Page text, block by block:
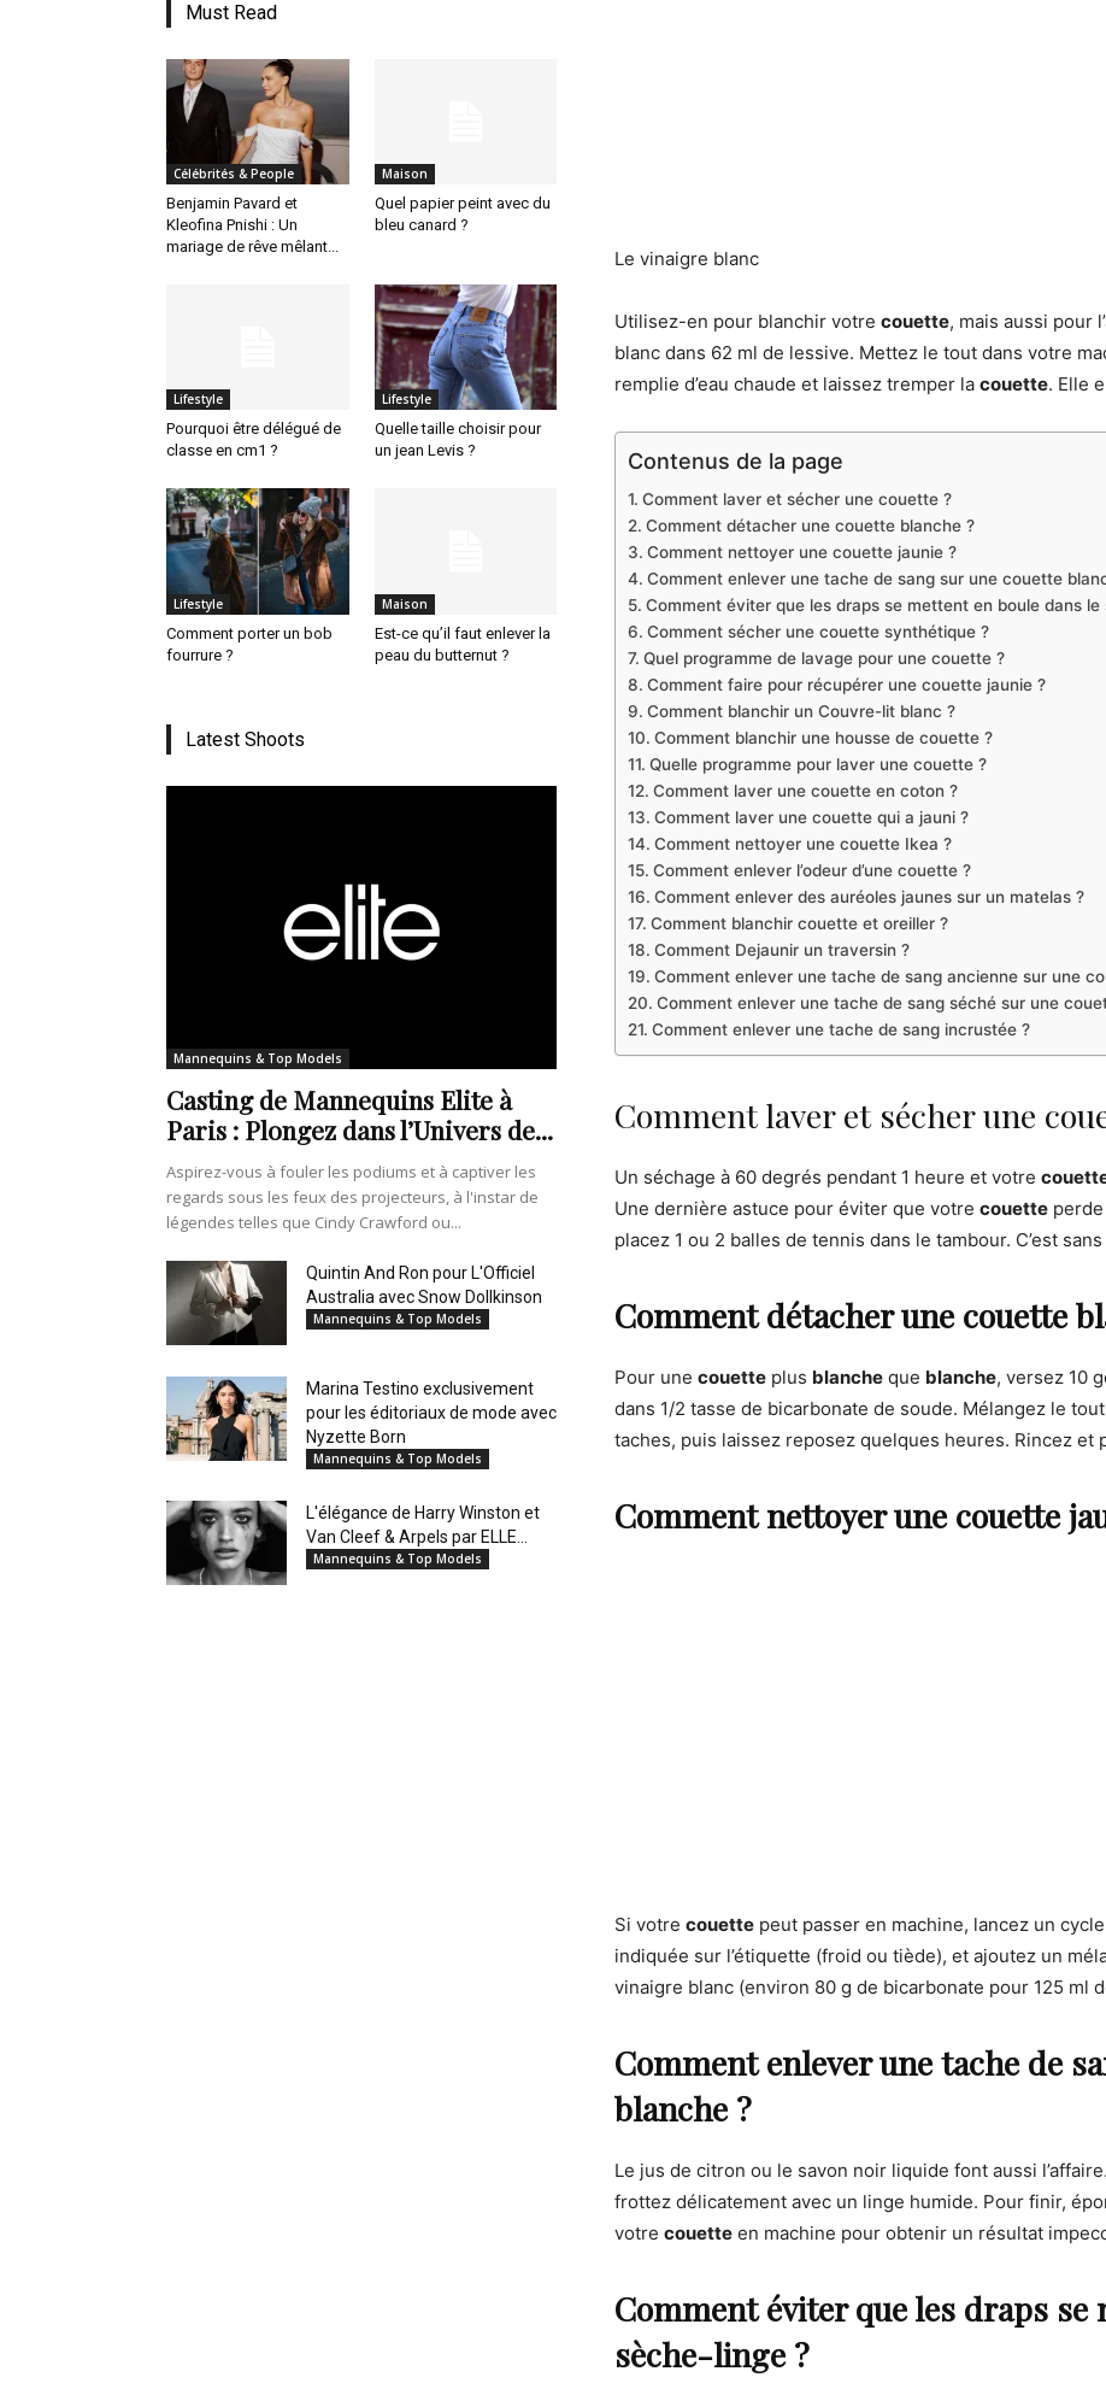
au
Maghreb
Le vinaigre blanc
Utilisez-en pour blanchir votre couette, mais aussi pour
blanc dans 62 ml de lessive. Mettez le tout dans votre
remplie d’eau chaude et laissez tremper la couette. Elle
Contenus de la page
Comment laver et sécher une couette ?
Comment détacher une couette blanche ?
Comment nettoyer une couette jaunie ?
Comment enlever une tache de sang sur une couette
Comment éviter que les draps se mettent en boule dans le
Comment sécher une couette synthétique ?
Quel programme de lavage pour une couette ?
Comment faire pour récupérer une couette jaunie ?
Comment blanchir un Couvre-lit blanc ?
Comment blanchir une housse de couette ?
Quelle programme pour laver une couette ?
Comment laver une couette en coton ?
Comment laver une couette qui a jauni ?
Comment nettoyer une couette Ikea ?
Comment enlever l’odeur d’une couette ?
Comment enlever des auréoles jaunes sur un matelas ?
Comment blanchir couette et oreiller ?
Comment Dejaunir un traversin ?
Comment enlever une tache de sang ancienne sur une
Comment enlever une tache de sang séché sur une
Comment enlever une tache de sang incrustée ?
Comment laver et sécher une
Un séchage à 60 degrés pendant 1 heure et votre
Une dernière astuce pour éviter que votre couette
placez 1 ou 2 balles de tennis dans le tambour. C’est
Comment détacher une couette
Pour une couette plus blanche que blanche, versez 10
dans 1/2 tasse de bicarbonate de soude. Mélangez le
taches, puis laissez reposez quelques heures. Rincez et
Comment nettoyer une couette
Si votre couette peut passer en machine, lancez un
indiquée sur l’étiquette (froid ou tiède), et ajoutez un
vinaigre blanc (environ 80 g de bicarbonate pour 125 ml
Comment enlever une tache de
blanche ?
Le jus de citron ou le savon noir liquide font aussi
frottez délicatement avec un linge humide. Pour finir,
votre couette en machine pour obtenir un résultat
Comment éviter que les draps se
sèche-linge ?
Must Read
Célébrités & People
Benjamin Pavard et
Kleofina Pnishi : Un
mariage de rêve mêlant...
Maison
Quel papier peint avec du
bleu canard ?
Lifestyle
Pourquoi être délégué de
classe en cm1 ?
Lifestyle
Quelle taille choisir pour
un jean Levis ?
Lifestyle
Comment porter un bob
fourrure ?
Maison
Est-ce qu’il faut enlever la
peau du butternut ?
Latest Shoots
Mannequins & Top Models
Casting de Mannequins Elite à
Paris : Plongez dans l’Univers de...
Aspirez-vous à fouler les podiums et à captiver les
regards sous les feux des projecteurs, à l'instar de
légendes telles que Cindy Crawford ou...
Quintin And Ron pour L'Officiel
Australia avec Snow Dollkinson
Mannequins & Top Models
Marina Testino exclusivement
pour les éditoriaux de mode avec
Nyzette Born
Mannequins & Top Models
L'élégance de Harry Winston et
Van Cleef & Arpels par ELLE...
Mannequins & Top Models